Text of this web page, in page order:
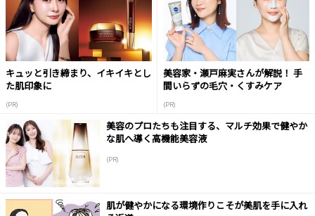
キュッと引き締まり、イキイキとし
た肌印象に
(PR)
美容家・瀬戸麻実さんが解説！ 手
間いらずの毛穴・くすみケア
(PR)
美容のプロたちも注目する、マルチ効果で健やか
な肌へ導く高機能美容液
(PR)
肌が健やかになる環境作りこそが美肌を手に入れ